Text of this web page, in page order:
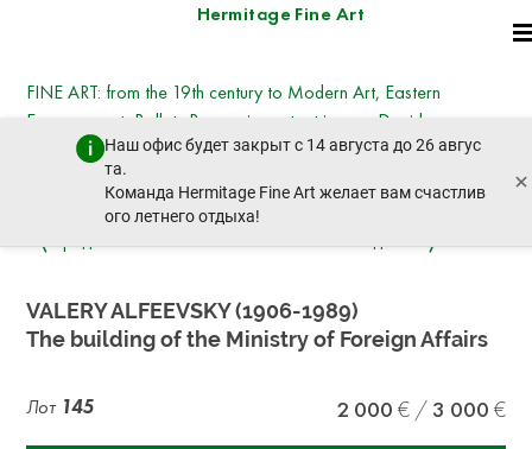
Hermitage Fine Art
Наш офис будет закрыт с 14 августа до 26 авгус
та.
Команда Hermitage Fine Art желает вам счастлив
ого летнего отдыха!
×
FINE ART: from the 19th century to Modern Art, Eastern
European art, Ballets Russes, important icons - David
Hockney, Kotarbinsky, Nesterov, Goncharova,
Deineka, Vysotsky
вторник, 21 октября 2025 г. - 14:30
VALERY ALFEEVSKY (1906-1989)
The building of the Ministry of Foreign Affairs
Лот 145 2 000 3 000